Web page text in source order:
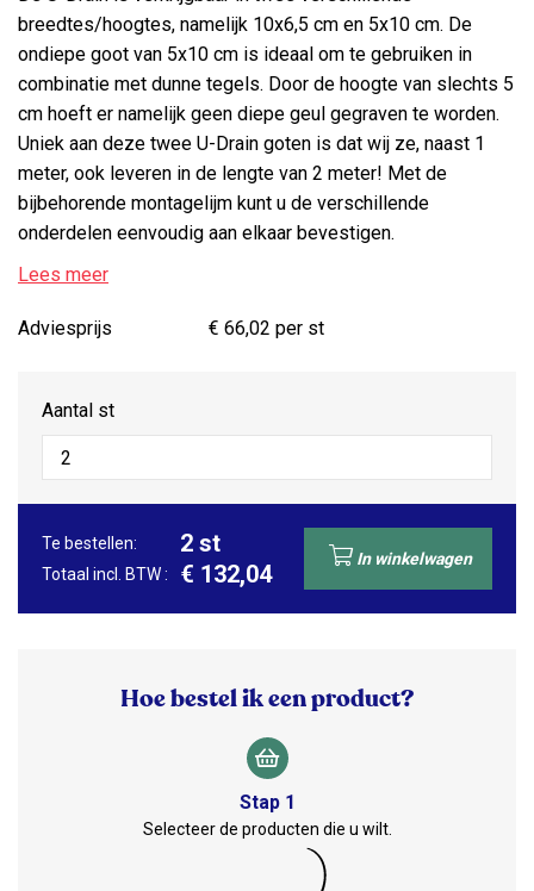
breedtes/hoogtes, namelijk 10x6,5 cm en 5x10 cm. De
ondiepe goot van 5x10 cm is ideaal om te gebruiken in
combinatie met dunne tegels. Door de hoogte van slechts 5
cm hoeft er namelijk geen diepe geul gegraven te worden.
Uniek aan deze twee U-Drain goten is dat wij ze, naast 1
meter, ook leveren in de lengte van 2 meter! Met de
bijbehorende montagelijm kunt u de verschillende
onderdelen eenvoudig aan elkaar bevestigen.
Lees meer
Adviesprijs € 66,02 per st
Aantal st
Te bestellen: 2 st
Totaal incl. BTW : € 132,04
In winkelwagen
Hoe bestel ik een product?
Stap 1
Selecteer de producten die u wilt.